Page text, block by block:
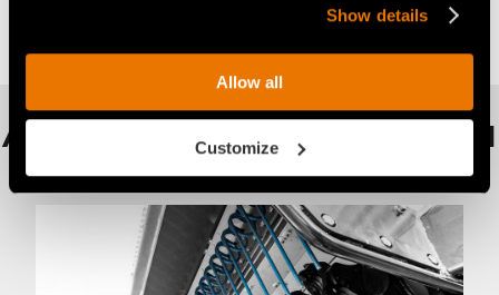
Show details
Allow all
Customize
AUSSTATTUNG AUF WUNSCH